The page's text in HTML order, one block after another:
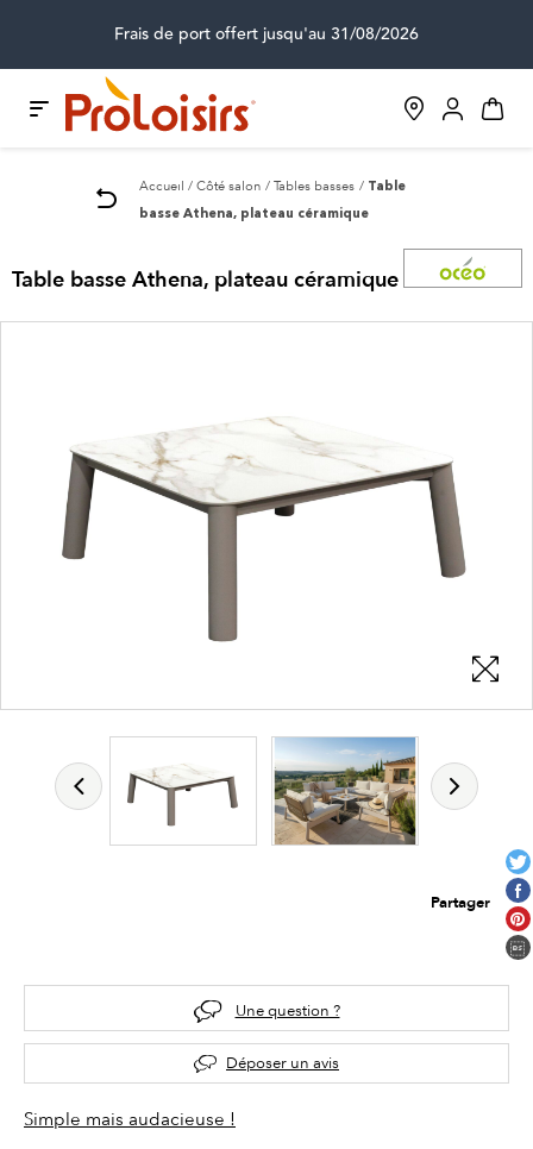
Frais de port offert jusqu'au 31/08/2026
Accueil Côté salon Tables basses Table
basse Athena, plateau céramique
Table basse Athena, plateau céramique
Partager
Une question ?
Déposer un avis
Simple mais audacieuse !